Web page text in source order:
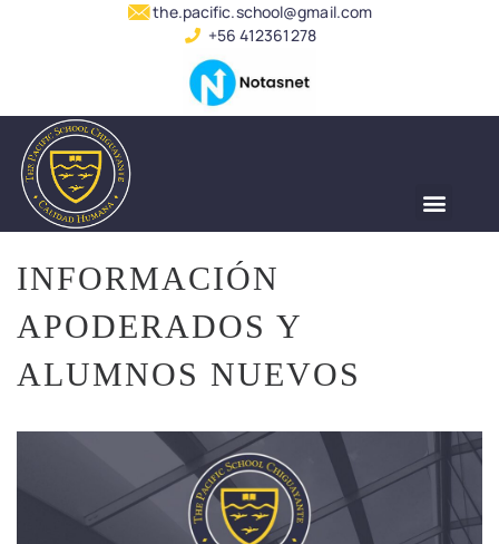
the.pacific.school@gmail.com
+56 412361278
INFORMACIÓN
APODERADOS Y
ALUMNOS NUEVOS